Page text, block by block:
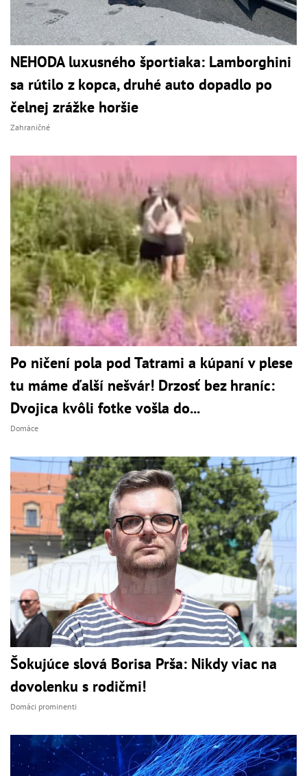
NEHODA luxusného športiaka: Lamborghini
sa rútilo z kopca, druhé auto dopadlo po
čelnej zrážke horšie
Zahraničné
Po ničení pola pod Tatrami a kúpaní v plese
tu máme ďalší nešvár! Drzosť bez hraníc:
Dvojica kvôli fotke vošla do...
Domáce
Šokujúce slová Borisa Prša: Nikdy viac na
dovolenku s rodičmi!
Domáci prominenti